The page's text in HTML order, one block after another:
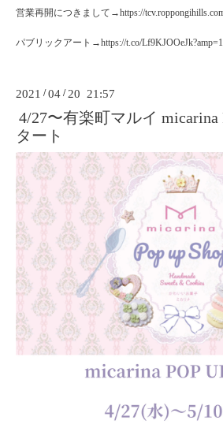
営業再開につきまして→https://
パブリックアート→https://t.co/Lf9KJOOeJk?amp=1
2021 /04 /20 21:57
4/27〜有楽町マルイ micarina
タート